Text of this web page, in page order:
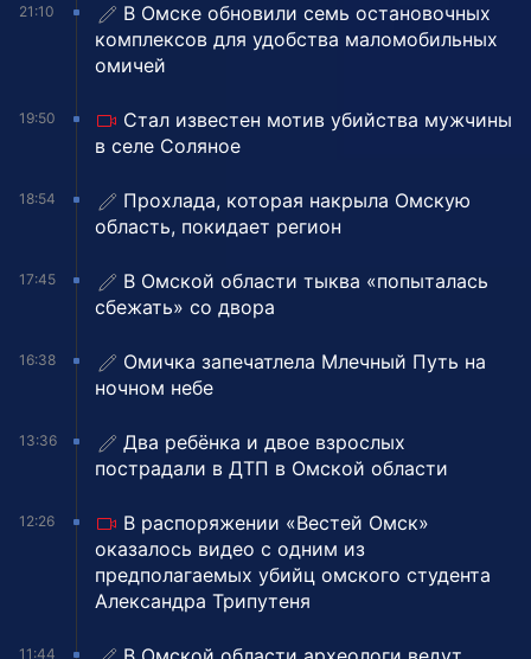
21:10
В Омске обновили семь остановочных
комплексов для удобства маломобильных
омичей
19:50
Стал известен мотив убийства мужчины
в селе Соляное
18:54
Прохлада, которая накрыла Омскую
область, покидает регион
17:45
В Омской области тыква «попыталась
сбежать» со двора
16:38
Омичка запечатлела Млечный Путь на
ночном небе
13:36
Два ребёнка и двое взрослых
пострадали в ДТП в Омской области
12:26
В распоряжении «Вестей Омск»
оказалось видео с одним из
предполагаемых убийц омского студента
Александра Трипутеня
11:44